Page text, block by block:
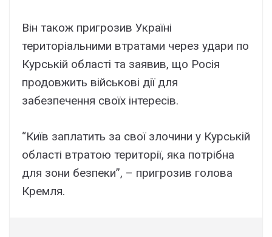
Він також пригрозив Україні
територіальними втратами через удари по
Курській області та заявив, що Росія
продовжить військові дії для
забезпечення своїх інтересів.
“Київ заплатить за свої злочини у Курській
області втратою території, яка потрібна
для зони безпеки”, – пригрозив голова
Кремля.